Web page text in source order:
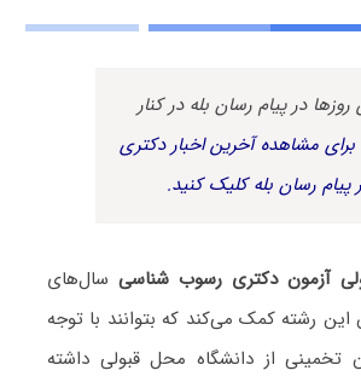
روزها در پیام رسان بله در کنار
برای مشاهده آخرین اخبار دکتری
پیام رسان بله کلیک کنید.
آزمون دکتری رسوب شناسی سال‌های
این رشته کمک می‌کند که بتوانند با توجه
تخمینی از دانشگاه محل قبولی داشته